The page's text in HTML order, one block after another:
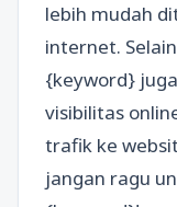
lebih mudah
internet.
{keyword}
visibilitas
trafik ke
jangan ragu